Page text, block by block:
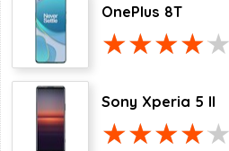
OnePlus 8T
Sony Xperia 5 II